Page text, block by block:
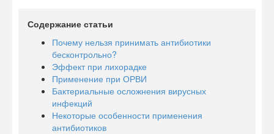
Содержание статьи
Почему нельзя принимать антибиотики
бесконтрольно?
Эффект при лихорадке
Применение при ОРВИ
Бактериальные осложнения вирусных
инфекций
Некоторые особенности применения
антибиотиков